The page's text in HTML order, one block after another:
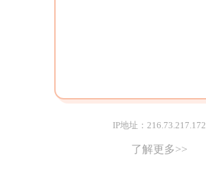
IP地址：216.73.217.172
了解更多>>